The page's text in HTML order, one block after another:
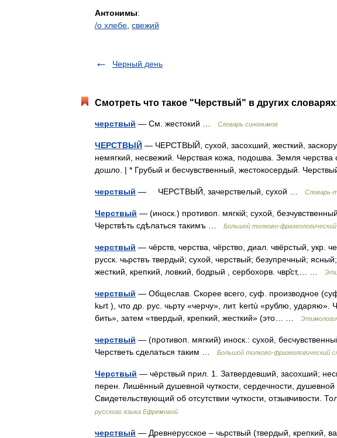
Антонимы:
/о хлебе свежий
Черный день
Смотреть что такое "Черствый" в других
черствый — См. жестокий … Словарь синонимов
ЧЕРСТВЫЙ — ЧЕРСТВЫЙ, сухой, засохший, жесткий,
немягкий, несвежий. Черствая кожа, подошва. Земля черства
дошло. | * Грубый и бесчувственный, жестокосердый.
черствый — ЧЕРСТВЫЙ, зачерствелый, сухой … Словарь-
Черствый — (иноск.) противоп. мягкій; сухой,
Черствѣть сдѣлаться такимъ …
Большой толково-
черствый — чёрств, черства, чёрство, диал. чвёрстый, укр.
русск. чьрствъ твердый; сухой, черствый; безупречный;
жесткий, крепкий, ловкий, бодрый , сербохорв. чвр̑ст,… …
черствый — Общеслав. Скорее всего, суф. производное
kьrt ), что др. рус. чьрту «черчу», лит. kertù «рублю,
бить», затем «твердый, крепкий, жесткий» (это… …
черствый — (противоп. мягкий) иноск.: сухой,
Черстветь сделаться таким …
Большой толково-фразеологический
Черствый — чёрствый прил. 1. Затвердевший, засохший;
перен. Лишённый душевной чуткости, сердечности, душевной
Свидетельствующий об отсутствии чуткости, отзывчивости.
русского языка Ефремовой
черствый — Древнерусское – чьрствый (твердый, крепкий,